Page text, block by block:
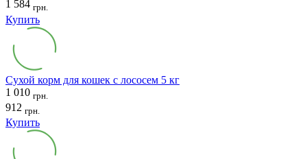
1 584 грн.
Купить
Сухой корм для кошек с лососем 5 кг
1 010 грн.
912 грн.
Купить